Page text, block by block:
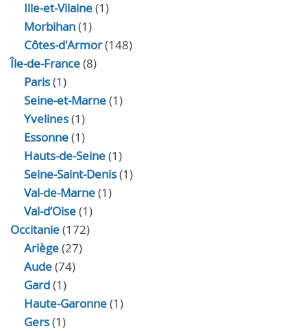
Ille-et-Vilaine(1)
Morbihan(1)
Côtes-d'Armor(148)
Île-de-France(8)
Paris(1)
Seine-et-Marne(1)
Yvelines(1)
Essonne(1)
Hauts-de-Seine(1)
Seine-Saint-Denis(1)
Val-de-Marne(1)
Val-d’Oise(1)
Occitanie(172)
Ariège(27)
Aude(74)
Gard(1)
Haute-Garonne(1)
Gers(1)